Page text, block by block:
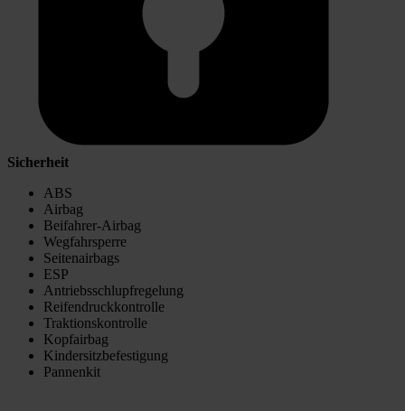
Sicherheit
ABS
Airbag
Beifahrer-Airbag
Wegfahrsperre
Seitenairbags
ESP
Antriebsschlupfregelung
Reifendruckkontrolle
Traktionskontrolle
Kopfairbag
Kindersitzbefestigung
Pannenkit